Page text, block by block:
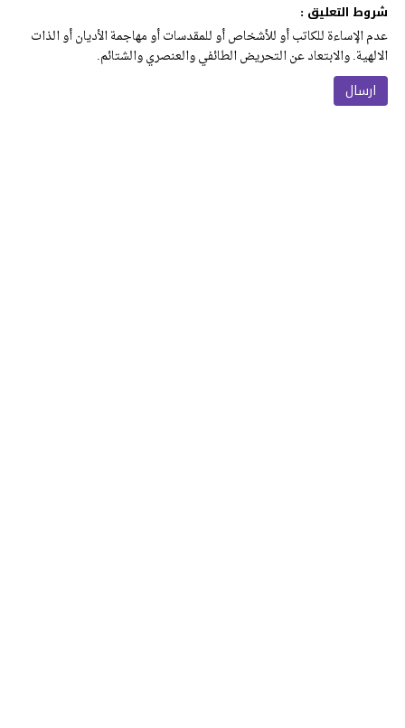
شروط التعليق :
عدم الإساءة للكاتب أو للأشخاص أو للمقدسات أو مهاجمة الأديان أو الذات
الالهية. والابتعاد عن التحريض الطائفي والعنصري والشتائم.